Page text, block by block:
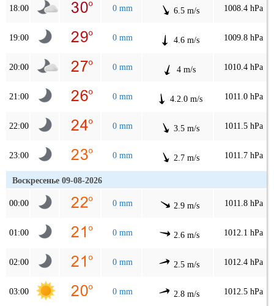
18:00 0 mm 6.5 m/s 1008.4 hPa
19:00 0 mm 4.6 m/s 1009.8 hPa
20:00 0 mm 4 m/s 1010.4 hPa
21:00 0 mm 4.2.0 m/s 1011.0 hPa
22:00 0 mm 3.5 m/s 1011.5 hPa
23:00 0 mm 2.7 m/s 1011.7 hPa
Воскресенье 09-08-2026
00:00 0 mm 2.9 m/s 1011.8 hPa
01:00 0 mm 2.6 m/s 1012.1 hPa
02:00 0 mm 2.5 m/s 1012.4 hPa
03:00 0 mm 2.8 m/s 1012.5 hPa